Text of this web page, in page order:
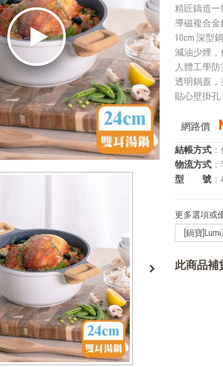
精匠鑄造
導磁複合
10cm 深型
減油少煙
人體工學
透明鍋蓋
貼心壁掛
網路價
結帳方式
物流方式
型 號
更多選項或
此商品補